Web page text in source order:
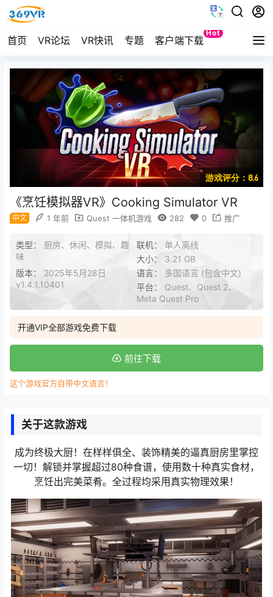
首页 VR论坛 VR快讯 专题 客户端下载
Hot
Quest
游戏评分：8.6
《烹饪模拟器VR》Cooking Simulator VR
中文 1 年前 Quest 一体机游戏 282 0 推广
类型： 厨房、休闲、模拟、趣
味
联机： 单人离线
大小： 3.21 GB
版本： 2025年5月28日
v1.4.1.10401
语言： 多国语言 (包含中文)
平台： Quest、Quest 2、
Meta Quest Pro
开通VIP全部游戏免费下载
前往下载
这个游戏官方自带中文语言！
关于这款游戏
成为终极大厨！在样样俱全、装饰精美的逼真厨房里掌控
一切！解锁并掌握超过80种食谱，使用数十种真实食材，
烹饪出完美菜肴。全过程均采用真实物理效果！